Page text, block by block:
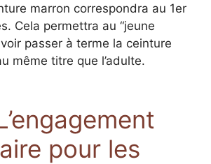
marron correspondra au 1er
Cela permettra au “jeune
passer à terme la ceinture
même titre que l’adulte.
pour les